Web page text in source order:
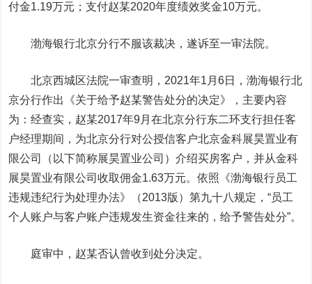
付金1.19万元；支付赵某2020年度绩效奖金10万元。
渤海银行北京分行不服该裁决，遂诉至一审法院。
北京西城区法院一审查明，2021年1月6日，渤海银行北
京分行作出《关于给予赵某警告处分的决定》，主要内容
为：经查实，赵某2017年9月在北京分行东二环支行担任客
户经理期间，为北京分行对公授信客户北京金科展昊置业有
限公司（以下简称展昊置业公司）介绍买房客户，并从金科
展昊置业有限公司收取佣金1.63万元。依照《渤海银行员工
违规违纪行为处理办法》（2013版）第九十八规定，“员工
个人账户与客户账户违规发生资金往来的，给予警告处分”。
庭审中，赵某否认曾收到处分决定。